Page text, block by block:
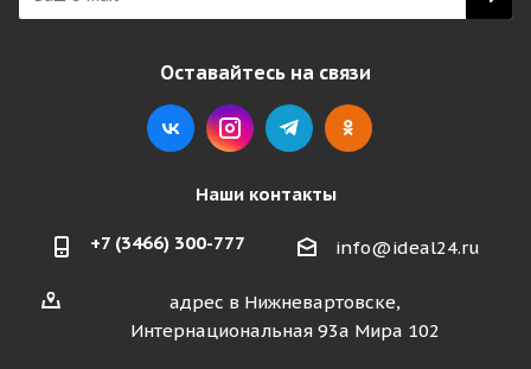
Оставайтесь на связи
Наши контакты
+7 (3466) 300-777 info@ideal24.ru
адрес в Нижневартовске,
Интернациональная 93а Мира 102